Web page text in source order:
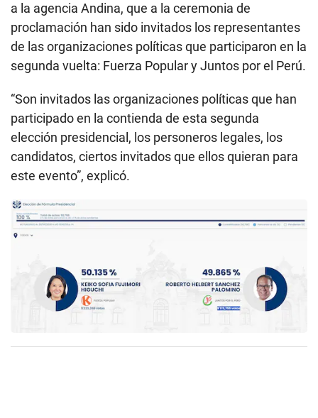
a la agencia Andina, que a la ceremonia de
proclamación han sido invitados los representantes
de las organizaciones políticas que participaron en la
segunda vuelta: Fuerza Popular y Juntos por el Perú.
“Son invitados las organizaciones políticas que han
participado en la contienda de esta segunda
elección presidencial, los personeros legales, los
candidatos, ciertos invitados que ellos quieran para
este evento”, explicó.